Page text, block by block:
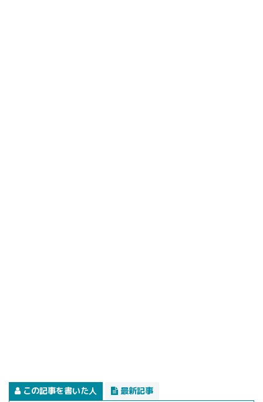
この記事を書いた人 最新記事